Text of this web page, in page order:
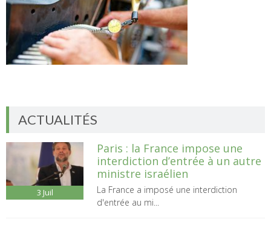
ACTUALITÉS
3 Juil
Paris : la France impose une
interdiction d’entrée à un autre
ministre israélien
La France a imposé une interdiction
d'entrée au mi...